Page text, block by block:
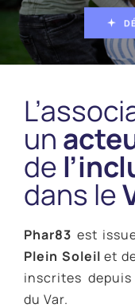
Nos vidéos
Nos pôles /
Nous rejoindre
Actualités
Contact
ACCESSIBILITÉ
un
de
dans le
Phar83 est
Plein Soleil et
inscrites
du Var.